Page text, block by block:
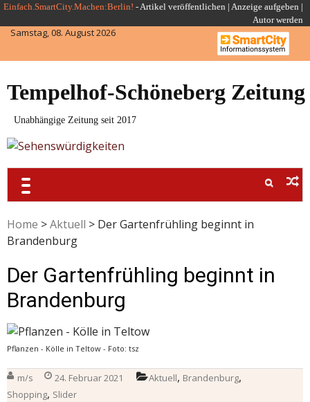
Skip
to
content
Einfach.SmartCity.Machen:Berlin! -Artikel veröffentlichen | Anzeige aufgeben |
Autor werden
Samstag, 08. August 2026
Tempelhof-Schöneberg Zeitung
Unabhängige Zeitung seit 2017
Home >Aktuell > Der Gartenfrühling beginnt in
Brandenburg
Der Gartenfrühling beginnt in
Brandenburg
Pflanzen - Kölle in Teltow - Foto: tsz
m/s 24. Februar 2021 Aktuell, Brandenburg,
Shopping, Slider